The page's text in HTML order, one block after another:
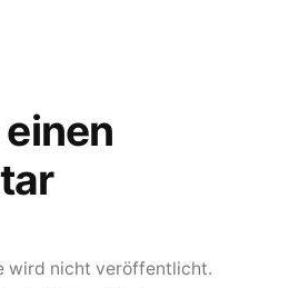
wird nicht veröffentlicht.